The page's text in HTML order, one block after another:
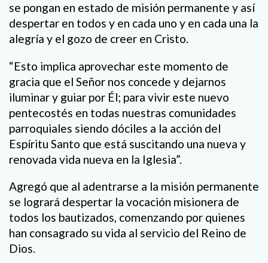
se pongan en estado de misión permanente y así
despertar en todos y en cada uno y en cada una la
alegría y el gozo de creer en Cristo.
“Esto implica aprovechar este momento de
gracia que el Señor nos concede y dejarnos
iluminar y guiar por Él; para vivir este nuevo
pentecostés en todas nuestras comunidades
parroquiales siendo dóciles a la acción del
Espíritu Santo que está suscitando una nueva y
renovada vida nueva en la Iglesia”.
Agregó que al adentrarse a la misión permanente
se logrará despertar la vocación misionera de
todos los bautizados, comenzando por quienes
han consagrado su vida al servicio del Reino de
Dios.